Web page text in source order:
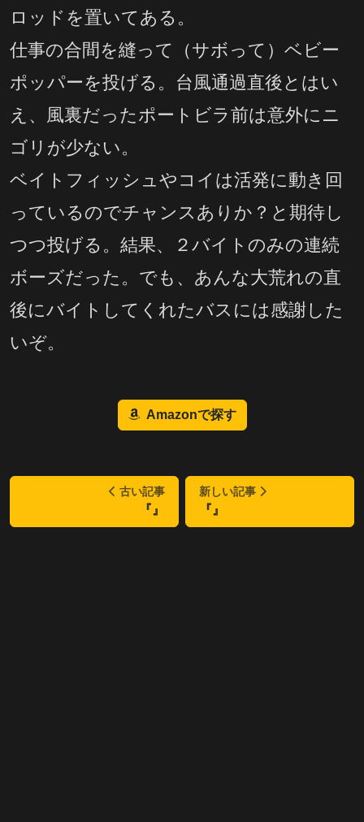
ロッドを置いてある。
仕事の合間を縫って（サボって）ベビー
ポッパーを投げる。台風通過直後とはい
え、風裏だったポートビラ前は意外にニ
ゴリが少ない。
ベイトフィッシュやコイは活発に動き回
っているのでチャンスありか？と期待し
つつ投げる。結果、２バイトのみの連続
ボーズだった。でも、あんな大荒れの直
後にバイトしてくれたバスには感謝した
いぞ。
Amazonで探す
古い記事
『』
新しい記事
『』